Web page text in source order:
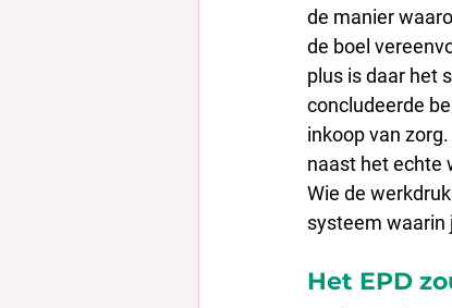
de manier
de boel
plus is daar het
concludeerde
inkoop van
naast het echte
Wie de
systeem waarin
Het EPD